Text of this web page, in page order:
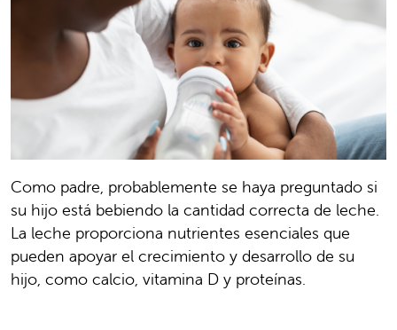
Como padre, probablemente se haya preguntado si
su hijo está bebiendo la cantidad correcta de leche.
La leche proporciona nutrientes esenciales que
pueden apoyar el crecimiento y desarrollo de su
hijo, como calcio, vitamina D y proteínas.